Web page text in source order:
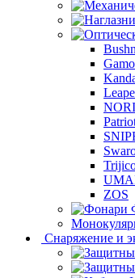
Gamo
ZOS
Снаряжение и